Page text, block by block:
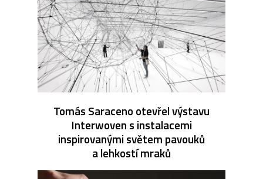
Tomás Saraceno otevřel výstavu
Interwoven s instalacemi
inspirovanými světem pavouků
a lehkostí mraků